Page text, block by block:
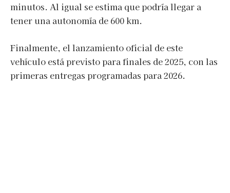
minutos. Al igual se estima que podría llegar a
tener una autonomía de 600 km.
Finalmente, el lanzamiento oficial de este
vehículo está previsto para finales de 2025, con las
primeras entregas programadas para 2026.